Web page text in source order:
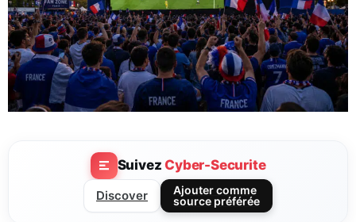
SuivezCyber-Securite
Discover
Ajouter comme
source préférée